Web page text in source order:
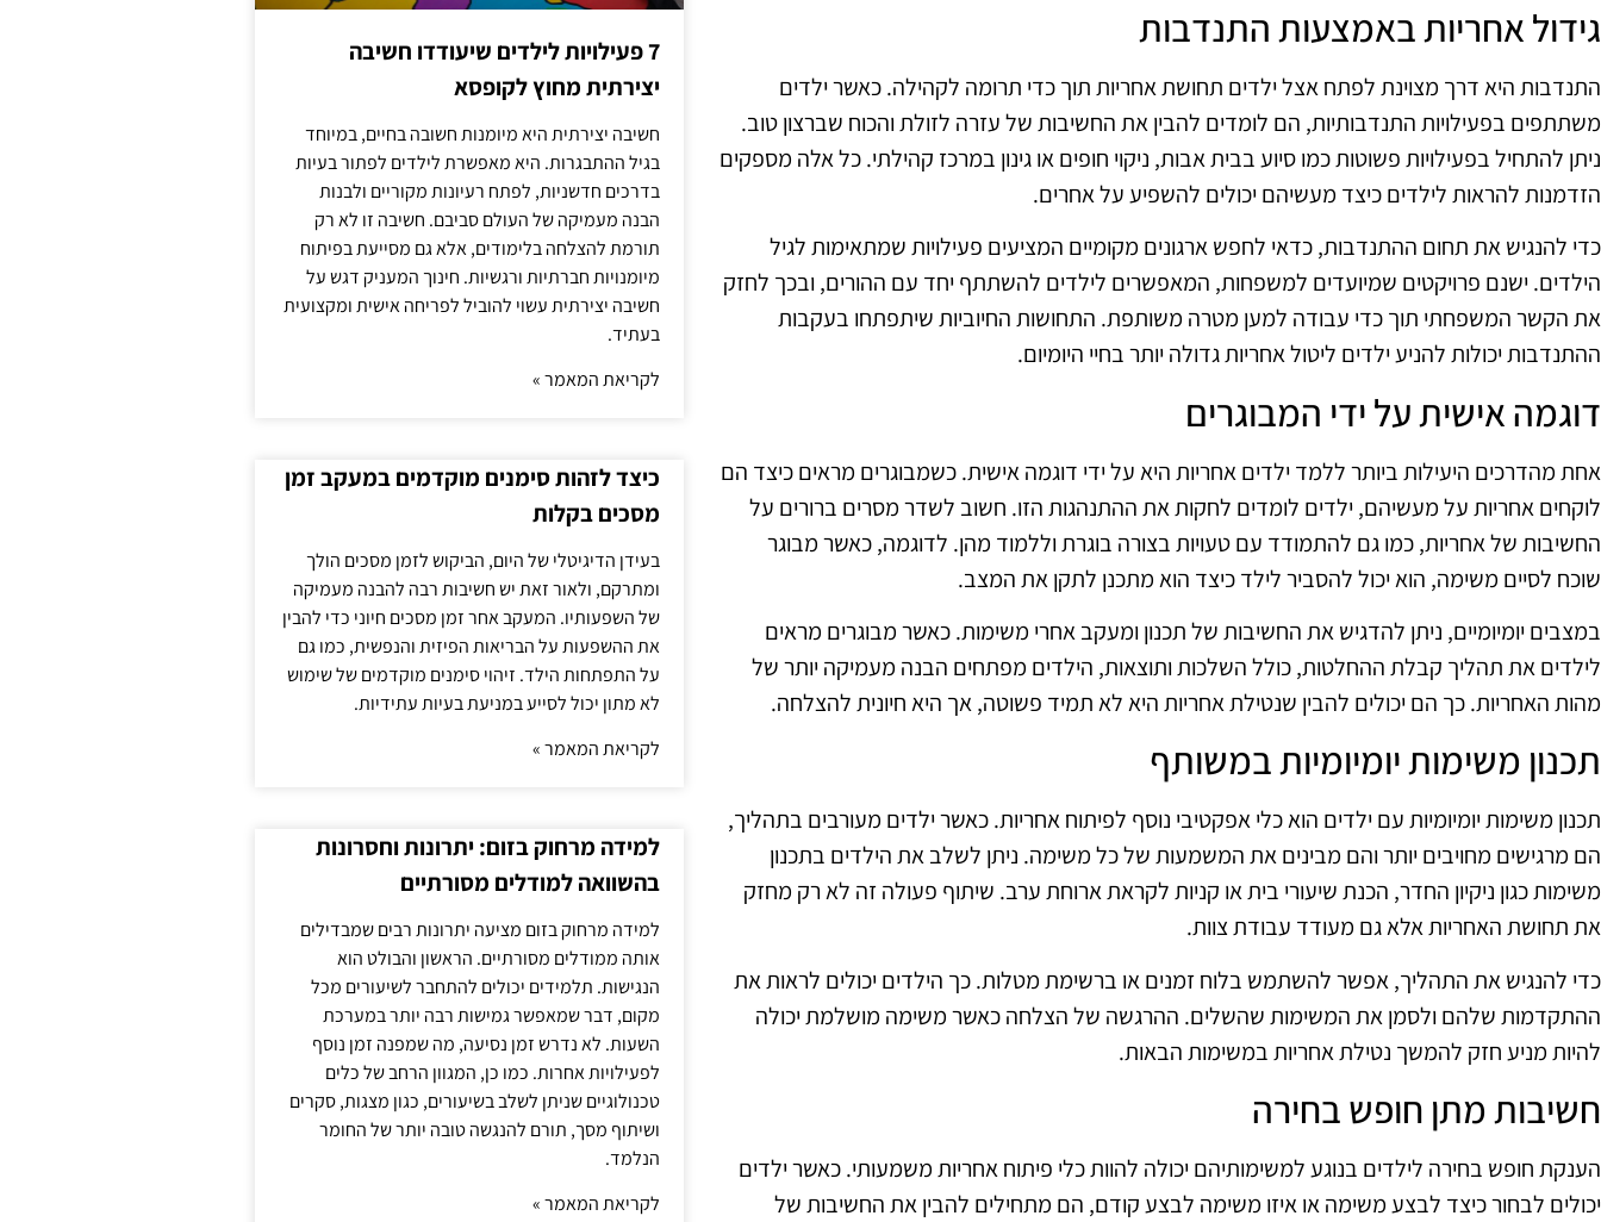
גידול אחריות באמצעות התנדבות
התנדבות היא דרך מצוינת לפתח אצל ילדים תחושת אחריות תוך כדי תרומה לקהילה. כאשר ילדים
משתתפים בפעילויות התנדבותיות, הם לומדים להבין את החשיבות של עזרה לזולת והכוח שברצון טוב.
ניתן להתחיל בפעילויות פשוטות כמו סיוע בבית אבות, ניקוי חופים או גינון במרכז קהילתי. כל אלה מספקים
הזדמנות להראות לילדים כיצד מעשיהם יכולים להשפיע על אחרים.
כדי להנגיש את תחום ההתנדבות, כדאי לחפש ארגונים מקומיים המציעים פעילויות שמתאימות לגיל
הילדים. ישנם פרויקטים שמיועדים למשפחות, המאפשרים לילדים להשתתף יחד עם ההורים, ובכך לחזק
את הקשר המשפחתי תוך כדי עבודה למען מטרה משותפת. התחושות החיוביות שיתפתחו בעקבות
ההתנדבות יכולות להניע ילדים ליטול אחריות גדולה יותר בחיי היומיום.
דוגמה אישית על ידי המבוגרים
אחת מהדרכים היעילות ביותר ללמד ילדים אחריות היא על ידי דוגמה אישית. כשמבוגרים מראים כיצד הם
לוקחים אחריות על מעשיהם, ילדים לומדים לחקות את ההתנהגות הזו. חשוב לשדר מסרים ברורים על
החשיבות של אחריות, כמו גם להתמודד עם טעויות בצורה בוגרת וללמוד מהן. לדוגמה, כאשר מבוגר
שוכח לסיים משימה, הוא יכול להסביר לילד כיצד הוא מתכנן לתקן את המצב.
במצבים יומיומיים, ניתן להדגיש את החשיבות של תכנון ומעקב אחרי משימות. כאשר מבוגרים מראים
לילדים את תהליך קבלת ההחלטות, כולל השלכות ותוצאות, הילדים מפתחים הבנה מעמיקה יותר של
מהות האחריות. כך הם יכולים להבין שנטילת אחריות היא לא תמיד פשוטה, אך היא חיונית להצלחה.
תכנון משימות יומיומיות במשותף
תכנון משימות יומיומיות עם ילדים הוא כלי אפקטיבי נוסף לפיתוח אחריות. כאשר ילדים מעורבים בתהליך,
הם מרגישים מחויבים יותר והם מבינים את המשמעות של כל משימה. ניתן לשלב את הילדים בתכנון
משימות כגון ניקיון החדר, הכנת שיעורי בית או קניות לקראת ארוחת ערב. שיתוף פעולה זה לא רק מחזק
את תחושת האחריות אלא גם מעודד עבודת צוות.
כדי להנגיש את התהליך, אפשר להשתמש בלוח זמנים או ברשימת מטלות. כך הילדים יכולים לראות את
ההתקדמות שלהם ולסמן את המשימות שהשלים. ההרגשה של הצלחה כאשר משימה מושלמת יכולה
להיות מניע חזק להמשך נטילת אחריות במשימות הבאות.
חשיבות מתן חופש בחירה
הענקת חופש בחירה לילדים בנוגע למשימותיהם יכולה להוות כלי פיתוח אחריות משמעותי. כאשר ילדים
יכולים לבחור כיצד לבצע משימה או איזו משימה לבצע קודם, הם מתחילים להבין את החשיבות של
7 פעילויות לילדים שיעודדו חשיבה
יצירתית מחוץ לקופסא
חשיבה יצירתית היא מיומנות חשובה בחיים, במיוחד
בגיל ההתבגרות. היא מאפשרת לילדים לפתור בעיות
בדרכים חדשניות, לפתח רעיונות מקוריים ולבנות
הבנה מעמיקה של העולם סביבם. חשיבה זו לא רק
תורמת להצלחה בלימודים, אלא גם מסייעת בפיתוח
מיומנויות חברתיות ורגשיות. חינוך המעניק דגש על
חשיבה יצירתית עשוי להוביל לפריחה אישית ומקצועית
בעתיד.
לקריאת המאמר »
כיצד לזהות סימנים מוקדמים במעקב זמן
מסכים בקלות
בעידן הדיגיטלי של היום, הביקוש לזמן מסכים הולך
ומתרקם, ולאור זאת יש חשיבות רבה להבנה מעמיקה
של השפעותיו. המעקב אחר זמן מסכים חיוני כדי להבין
את ההשפעות על הבריאות הפיזית והנפשית, כמו גם
על התפתחות הילד. זיהוי סימנים מוקדמים של שימוש
לא מתון יכול לסייע במניעת בעיות עתידיות.
לקריאת המאמר »
למידה מרחוק בזום: יתרונות וחסרונות
בהשוואה למודלים מסורתיים
למידה מרחוק בזום מציעה יתרונות רבים שמבדילים
אותה ממודלים מסורתיים. הראשון והבולט הוא
הנגישות. תלמידים יכולים להתחבר לשיעורים מכל
מקום, דבר שמאפשר גמישות רבה יותר במערכת
השעות. לא נדרש זמן נסיעה, מה שמפנה זמן נוסף
לפעילויות אחרות. כמו כן, המגוון הרחב של כלים
טכנולוגיים שניתן לשלב בשיעורים, כגון מצגות, סקרים
ושיתוף מסך, תורם להנגשה טובה יותר של החומר
הנלמד.
לקריאת המאמר »